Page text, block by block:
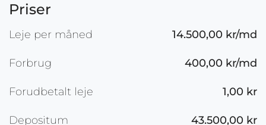
Priser
Leje per måned 14.500,00 kr/md
Forbrug 400,00 kr/md
Forudbetalt leje 1,00 kr
Depositum 43.500,00 kr